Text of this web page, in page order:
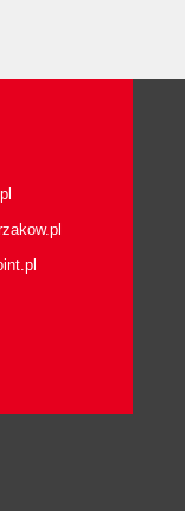
witryny?
(71)
(72)
nie jest